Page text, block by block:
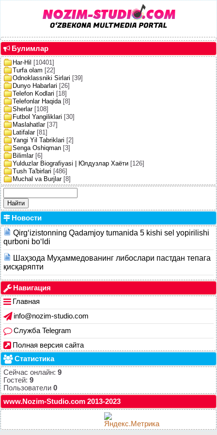
Булимлар
Har-Hil
[10401]
Turfa olam [22]
Odnoklassniki Sirlari [39]
Dunyo Habarlari [26]
Telefon Kodlari [18]
Telefonlar Haqida [8]
Sherlar [108]
Futbol Yangiliklari [30]
Maslahatlar [37]
Latifalar [81]
Yangi Yil Tabriklari [2]
Senga Oshiqman [3]
Bilimlar [6]
Yulduzlar Biografiyasi | Юлдузлар Хаёти [126]
Tush Ta'birlari [486]
Muchal va Burjlar [8]
Новости
Qirg‘izistonning Qadamjoy tumanida 5 kishi sel yopirilishi
qurboni bo‘ldi
Шаҳзода Муҳаммедованинг либослари пастдан тепага
қисқаряпти
Навигация
Главная
info@nozim-studio.com
Служба Telegram
Полная версия сайта
Статистика
Сейчас онлайн: 9
Гостей: 9
Пользователи 0
www.Nozim-Studio.com 2013-2023